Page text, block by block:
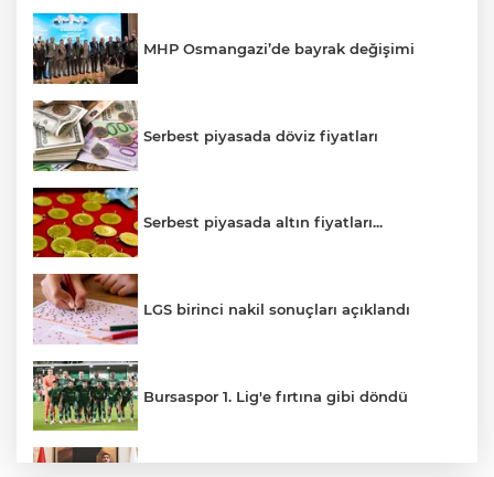
MHP Osmangazi’de bayrak değişimi
Serbest piyasada döviz fiyatları
Serbest piyasada altın fiyatları...
LGS birinci nakil sonuçları açıklandı
Bursaspor 1. Lig'e fırtına gibi döndü